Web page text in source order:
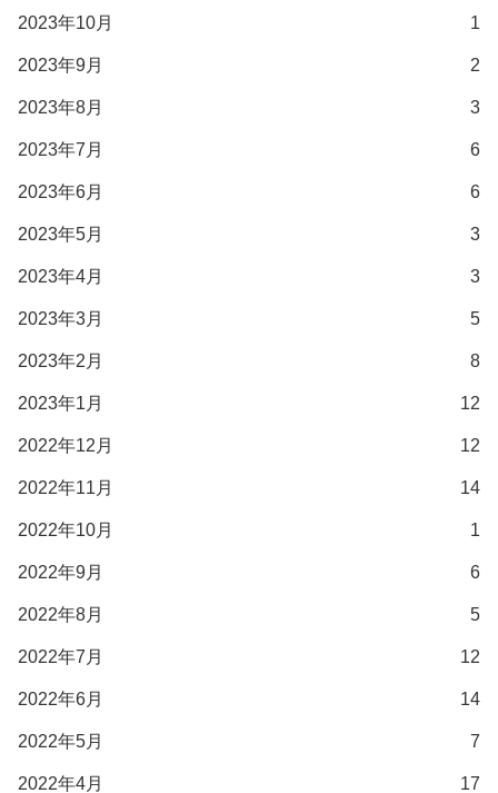
2023年10月 1
2023年9月 2
2023年8月 3
2023年7月 6
2023年6月 6
2023年5月 3
2023年4月 3
2023年3月 5
2023年2月 8
2023年1月 12
2022年12月 12
2022年11月 14
2022年10月 1
2022年9月 6
2022年8月 5
2022年7月 12
2022年6月 14
2022年5月 7
2022年4月 17